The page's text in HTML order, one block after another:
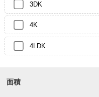
3DK
4K
4LDK
面積